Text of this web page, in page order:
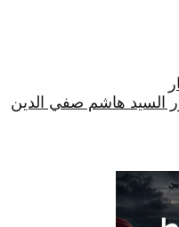
السيد هاشم صفي الدين